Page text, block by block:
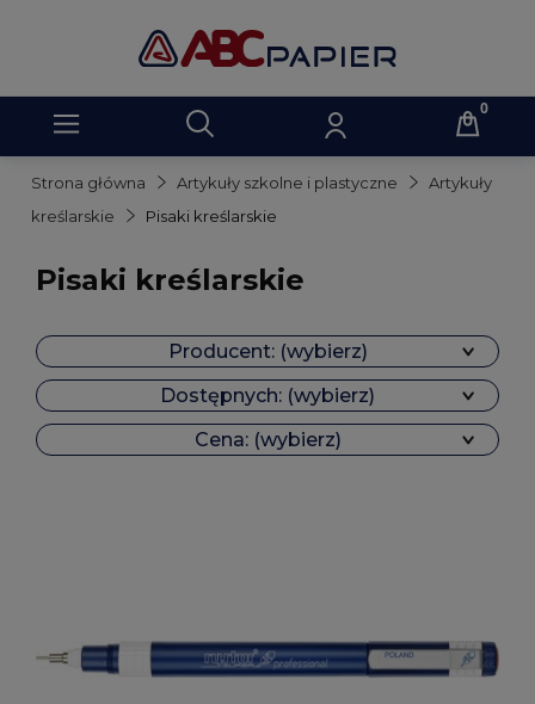
Strona główna Artykuły szkolne i plastyczne
Artykuły
kreślarskie
Pisaki kreślarskie
Pisaki kreślarskie
Producent: (wybierz)
Dostępnych: (wybierz)
Cena: (wybierz)